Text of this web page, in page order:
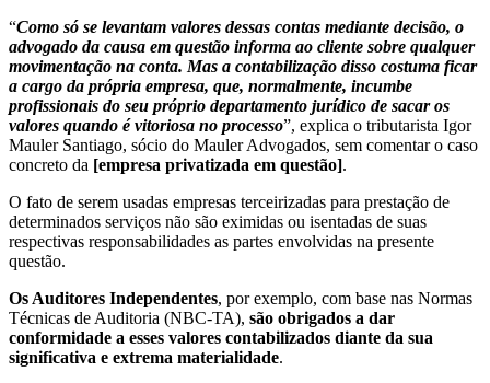
“Como só se levantam valores dessas contas mediante decisão, o
advogado da causa em questão informa ao cliente sobre qualquer
movimentação na conta. Mas a contabilização disso costuma ficar
a cargo da própria empresa, que, normalmente, incumbe
profissionais do seu próprio departamento jurídico de sacar os
valores quando é vitoriosa no processo”, explica o tributarista Igor
Mauler Santiago, sócio do Mauler Advogados, sem comentar o caso
concreto da [empresa privatizada em questão].
O fato de serem usadas empresas terceirizadas para prestação de
determinados serviços não são eximidas ou isentadas de suas
respectivas responsabilidades as partes envolvidas na presente
questão.
Os Auditores Independentes, por exemplo, com base nas Normas
Técnicas de Auditoria (NBC-TA), são obrigados a dar
conformidade a esses valores contabilizados diante da sua
significativa e extrema materialidade.